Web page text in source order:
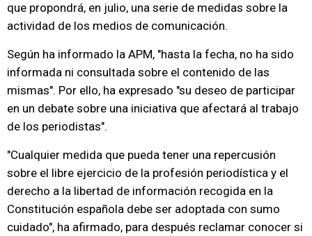
que propondrá, en julio, una serie de medidas sobre la
actividad de los medios de comunicación.
Según ha informado la APM, "hasta la fecha, no ha sido
informada ni consultada sobre el contenido de las
mismas". Por ello, ha expresado "su deseo de participar
en un debate sobre una iniciativa que afectará al trabajo
de los periodistas".
"Cualquier medida que pueda tener una repercusión
sobre el libre ejercicio de la profesión periodística y el
derecho a la libertad de información recogida en la
Constitución española debe ser adoptada con sumo
cuidado", ha afirmado, para después reclamar conocer si